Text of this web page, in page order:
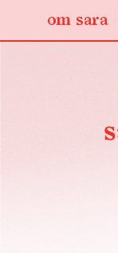
om sara